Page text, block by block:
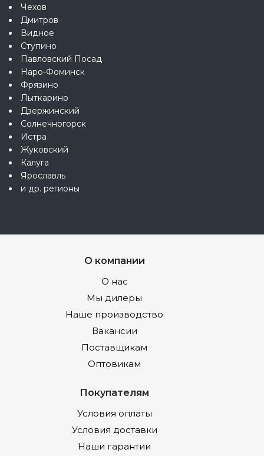
Чехов
Дмитров
Видное
Ступино
Павловский Посад
Наро-Фоминск
Фрязино
Лыткарино
Дзержинский
Солнечногорск
Истра
Жуковский
Калуга
Ярославль
и др. регионы
О компании
О нас
Мы дилеры
Наше производство
Вакансии
Поставщикам
Оптовикам
Покупателям
Условия оплаты
Условия доставки
Наши гарантии